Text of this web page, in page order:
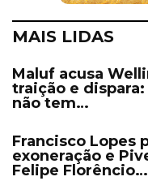
MAIS LIDAS
Maluf acusa
traição e dispara:
não tem…
Francisco Lopes
exoneração e
Felipe Florêncio…